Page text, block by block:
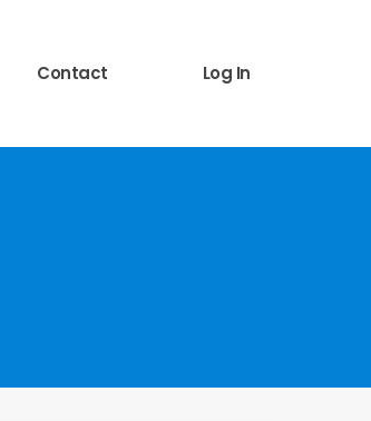
Contact Log In